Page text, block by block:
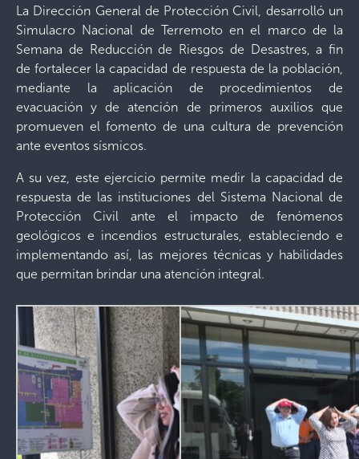
La Dirección General de Protección Civil, desarrolló un
Simulacro Nacional de Terremoto en el marco de la
Semana de Reducción de Riesgos de Desastres, a fin
de fortalecer la capacidad de respuesta de la población,
mediante la aplicación de procedimientos de
evacuación y de atención de primeros auxilios que
promueven el fomento de una cultura de prevención
ante eventos sísmicos.
A su vez, este ejercicio permite medir la capacidad de
respuesta de las instituciones del Sistema Nacional de
Protección Civil ante el impacto de fenómenos
geológicos e incendios estructurales, estableciendo e
implementando así, las mejores técnicas y habilidades
que permitan brindar una atención integral.